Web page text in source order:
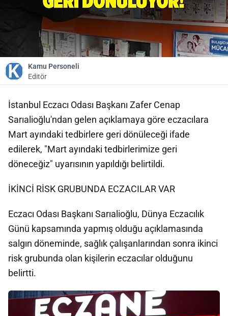
Kamu Personeli
Editör
İstanbul Eczacı Odası Başkanı Zafer Cenap
Sarıalioğlu'ndan gelen açıklamaya göre eczacılara
Mart ayındaki tedbirlere geri dönüleceği ifade
edilerek, "Mart ayındaki tedbirlerimize geri
döneceğiz" uyarısının yapıldığı belirtildi.
İKİNCİ RİSK GRUBUNDA ECZACILAR VAR
Eczacı Odası Başkanı Sarıalioğlu, Dünya Eczacılık
Günü kapsamında yapmış olduğu açıklamasında
salgın döneminde, sağlık çalışanlarından sonra ikinci
risk grubunda olan kişilerin eczacılar olduğunu
belirtti.